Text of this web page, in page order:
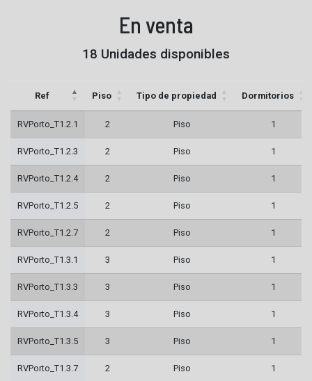
En venta
18 Unidades disponibles
Ref Piso Tipo de propiedad Dormitorios
RVPorto_T1.2.1 2 Piso 1
RVPorto_T1.2.3 2 Piso 1
RVPorto_T1.2.4 2 Piso 1
RVPorto_T1.2.5 2 Piso 1
RVPorto_T1.2.7 2 Piso 1
RVPorto_T1.3.1 3 Piso 1
RVPorto_T1.3.3 3 Piso 1
RVPorto_T1.3.4 3 Piso 1
RVPorto_T1.3.5 3 Piso 1
RVPorto_T1.3.7 2 Piso 1